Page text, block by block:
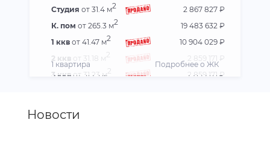
Студия от 31.4 м2
2 867 827 ₽
К. пом от 265.3 м2
19 483 632 ₽
1 ккв от 41.47 м2
10 904 029 ₽
2 ккв от 31.18 м 2
2 859 171 ₽
3 ккв от 31.23 м 2 2 859 171 ₽
1 квартира Подробнее о ЖК
Новости